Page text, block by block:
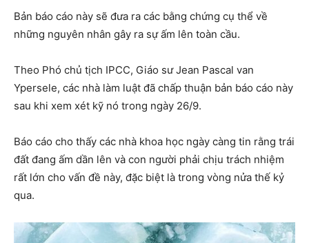
Bản báo cáo này sẽ đưa ra các bằng chứng cụ thể về
những nguyên nhân gây ra sự ấm lên toàn cầu.
Theo Phó chủ tịch IPCC, Giáo sư Jean Pascal van
Ypersele, các nhà làm luật đã chấp thuận bản báo cáo này
sau khi xem xét kỹ nó trong ngày 26/9.
Báo cáo cho thấy các nhà khoa học ngày càng tin rằng trái
đất đang ấm dần lên và con người phải chịu trách nhiệm
rất lớn cho vấn đề này, đặc biệt là trong vòng nửa thế kỷ
qua.